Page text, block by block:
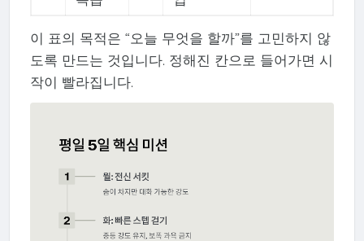
이 표의 목적은 “오늘 무엇을 할까”를 고민하지 않
도록 만드는 것입니다. 정해진 칸으로 들어가면 시
작이 빨라집니다.